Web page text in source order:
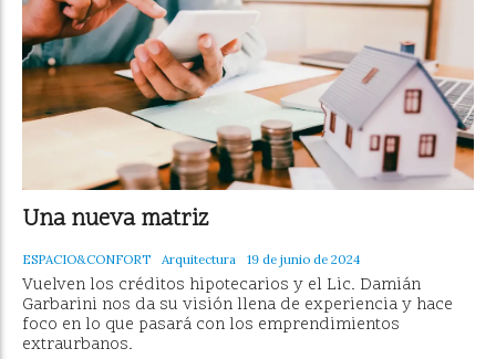
Una nueva matriz
ESPACIO&CONFORT Arquitectura 19 de junio de 2024
Vuelven los créditos hipotecarios y el Lic. Damián
Garbarini nos da su visión llena de experiencia y hace
foco en lo que pasará con los emprendimientos
extraurbanos.